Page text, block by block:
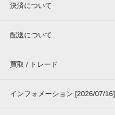
決済について
配送について
買取 / トレード
インフォメーション [2026/07/16]